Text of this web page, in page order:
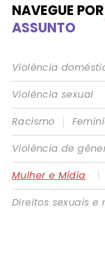
NAVEGUE POR
ASSUNTO
Violência
Violência sexual
Racismo
|
Violência de
Mulher e Mídia
|
Direitos sexuais e